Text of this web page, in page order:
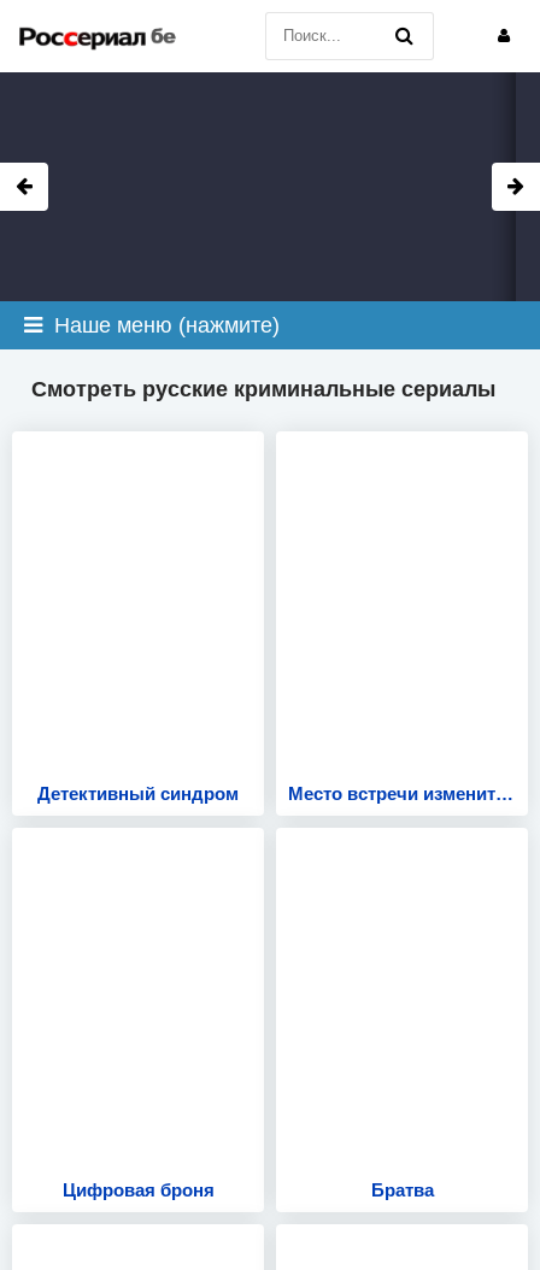
Наше меню (нажмите)
Смотреть русские криминальные сериалы
Детективный синдром Место встречи изменить нельзя
Цифровая броня Братва